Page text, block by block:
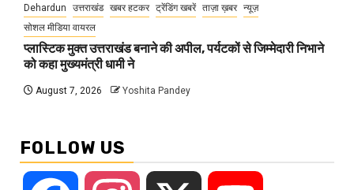
Dehardun उत्तराखंड खबर हटकर ट्रेंडिंग खबरें ताज़ा ख़बर न्यूज़
सोशल मीडिया वायरल
प्लास्टिक मुक्त उत्तराखंड बनाने की अपील, पर्यटकों से जिम्मेदारी निभाने
को कहा मुख्यमंत्री धामी ने
August 7, 2026 Yoshita Pandey
FOLLOW US